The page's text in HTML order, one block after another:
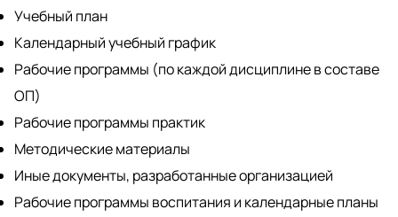
Учебный план
Календарный учебный график
Рабочие программы (по каждой дисциплине в составе
ОП)
Рабочие программы практик
Методические материалы
Иные документы, разработанные организацией
Рабочие программы воспитания и календарные планы